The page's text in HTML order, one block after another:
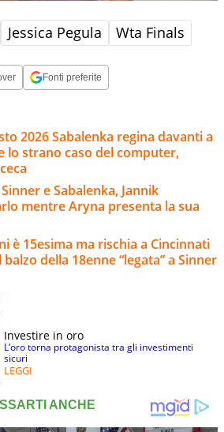
Jessica Pegula Wta Finals
Fonti preferite
2026 Sabalenka regina davanti a
lo strano caso del computer,
e Sabalenka, Jannik
mentre Aryna presenta la sua
è 15esima ma rischia a Cincinnati
della 18enne “legata” a Sinner
Investire in oro
L’oro torna protagonista tra gli investimenti
sicuri
LEGGI